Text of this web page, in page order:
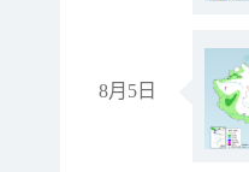
8月5日